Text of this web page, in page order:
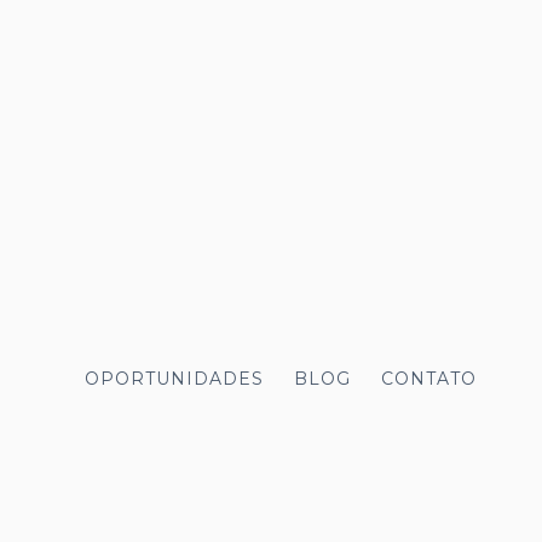
OPORTUNIDADES BLOG CONTATO